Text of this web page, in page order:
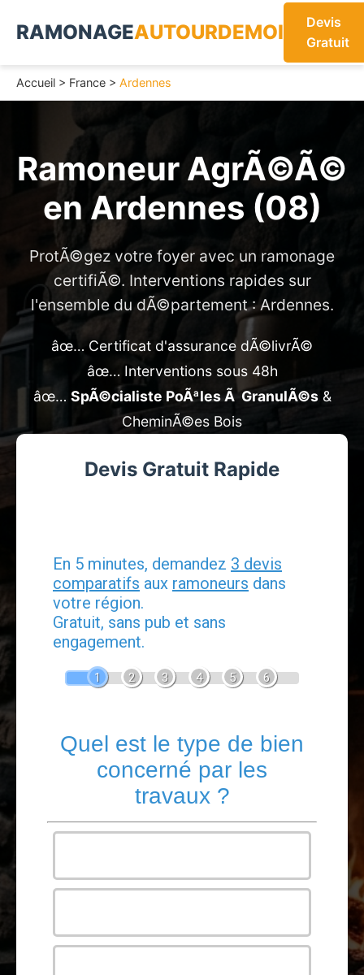
RAMONAGEAUTOURDEMOI
Devis
Gratuit
Accueil > France > Ardennes
Ramoneur AgrÃ©Ã©
en Ardennes (08)
ProtÃ©gez votre foyer avec un ramonage
certifiÃ©. Interventions rapides sur
l'ensemble du dÃ©partement : Ardennes.
âœ… Certificat d'assurance dÃ©livrÃ©
âœ… Interventions sous 48h
âœ… SpÃ©cialiste PoÃªles Ã GranulÃ©s&
CheminÃ©es Bois
Devis Gratuit Rapide
En 5 minutes, demandez 3 devis
comparatifs aux ramoneurs dans
votre région.
Gratuit, sans pub et sans
engagement.
1 2 3 4 5 6
Quel est le type de bien
concerné par les
travaux ?